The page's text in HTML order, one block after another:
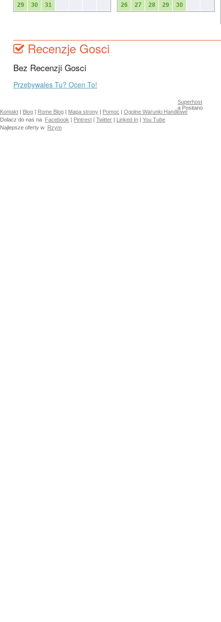
29 30 31 26 27 28 29 30
Recenzje Gosci
Bez Recenzji Gosci
Przebywales Tu? Ocen To!
Kontakt | Blog | Rome Blog | Mapa strony | Pomoc | Ogolne Warunki Handlowe
Dolacz do nas na Facebook | Pintrest | Twitter | Linked In | You Tube
Najlepsze oferty w Rzym
Superhost
a Positano